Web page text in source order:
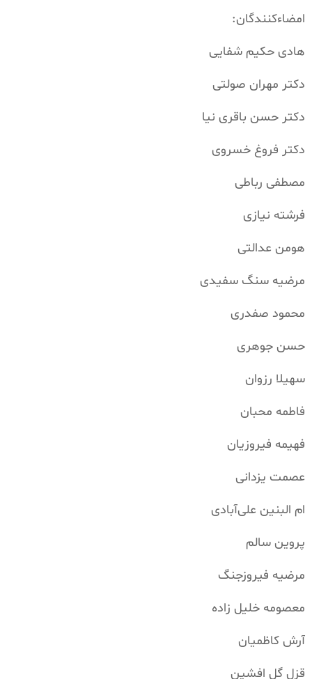
امضاء‌کنندگان:
هادی حکیم شفایی
دکتر مهران صولتی
دکتر حسن باقری نیا
دکتر فروغ خسروی
مصطفی رباطی
فرشته نیازی
هومن عدالتی
مرضیه سنگ سفیدی
محمود صفدری
حسن جوهری
سهیلا رزوان
فاطمه محبان
فهیمه فیروزیان
عصمت یزدانی
ام البنین علی‌آبادی
پروین سالم
مرضیه فیروزجنگ
معصومه خلیل زاده
آرش کاظمیان
قزل گل افشین